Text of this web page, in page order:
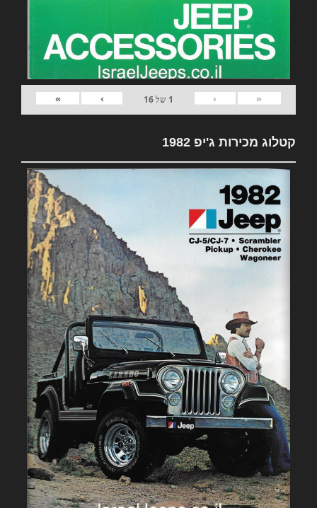
«
‹
1 של16
›
»
קטלוג מכירות ג'יפ 1982